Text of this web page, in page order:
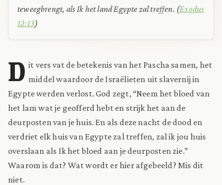
teweegbrengt, als Ik het land Egypte zal treffen. (Exodus
12:13)
D it vers vat de betekenis van het Pascha samen, het
middel waardoor de Israëlieten uit slavernij in
Egypte werden verlost. God zegt, “Neem het bloed van
het lam wat je geofferd hebt en strijk het aan de
deurposten van je huis. En als deze nacht de dood en
verdriet elk huis van Egypte zal treffen, zal ik jou huis
overslaan als Ik het bloed aan je deurposten zie.”
Waarom is dat? Wat wordt er hier afgebeeld? Mis dit
niet.